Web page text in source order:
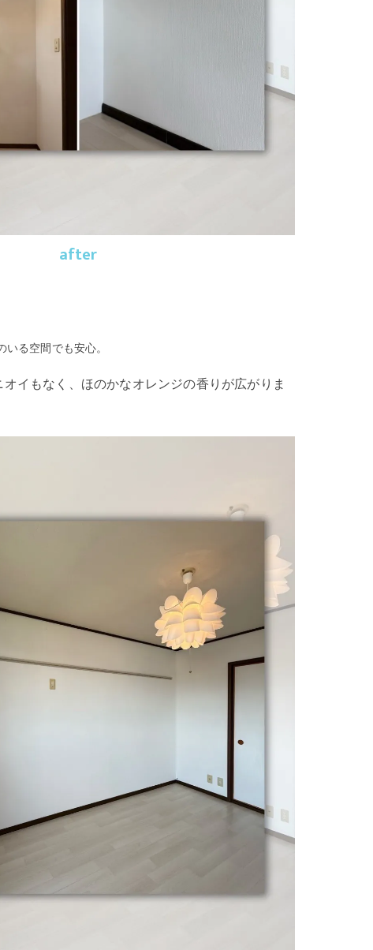
after
る空間でも安心。
イもなく、ほのかなオレンジの香りが広がりま